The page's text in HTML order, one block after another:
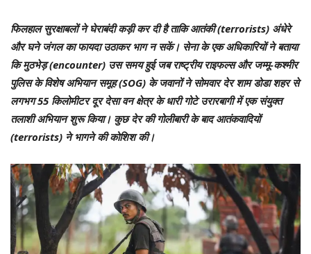
फिलहाल सुरक्षाबलों ने घेराबंदी कड़ी कर दी है ताकि आतंकी (terrorists) अंधेरे
और घने जंगल का फायदा उठाकर भाग न सकें। सेना के एक अधिकारियों ने बताया
कि मुठभेड़ (encounter) उस समय हुई जब राष्ट्रीय राइफल्स और जम्मू-कश्मीर
पुलिस के विशेष अभियान समूह (SOG) के जवानों ने सोमवार देर शाम डोडा शहर से
लगभग 55 किलोमीटर दूर देसा वन क्षेत्र के धारी गोटे उरारबागी में एक संयुक्त
तलाशी अभियान शुरू किया। कुछ देर की गोलीबारी के बाद आतंकवादियों
(terrorists) ने भागने की कोशिश की।